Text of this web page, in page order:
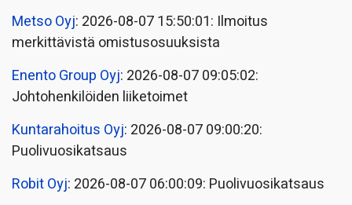
Metso Oyj: 2026-08-07 15:50:01: Ilmoitus
merkittävistä omistusosuuksista
Enento Group Oyj: 2026-08-07 09:05:02:
Johtohenkilöiden liiketoimet
Kuntarahoitus Oyj: 2026-08-07 09:00:20:
Puolivuosikatsaus
Robit Oyj: 2026-08-07 06:00:09: Puolivuosikatsaus